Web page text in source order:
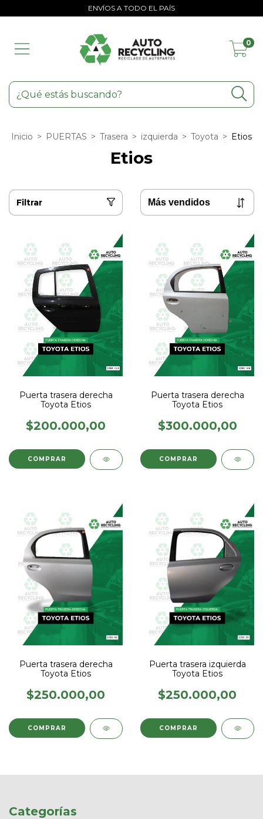
ENVÍOS A TODO EL PAÍS
0
Inicio > PUERTAS > Trasera > izquierda > Toyota > Etios
Etios
Filtrar
Puerta trasera derecha
Toyota Etios
$200.000,00
Puerta trasera derecha
Toyota Etios
$300.000,00
Puerta trasera derecha
Toyota Etios
$250.000,00
Puerta trasera izquierda
Toyota Etios
$250.000,00
Categorías